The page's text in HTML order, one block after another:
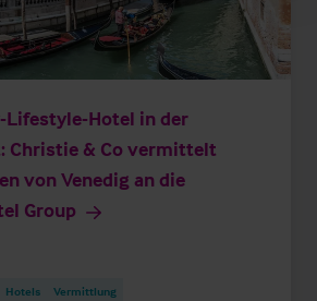
Lifestyle-Hotel in der
Christie & Co vermittelt
von Venedig an die
Group
Hotels
Vermittlung